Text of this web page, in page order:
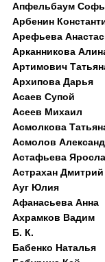
Апфельбаум
Арбенин
Арефьева
Арканникова
Артимович
Архипова Дарья
Асаев Супой
Асеев Михаил
Асмолкова
Асмолов
Астафьева
Астрахан Дмитрий
Ауг Юлия
Афанасьева Анна
Ахрамков Вадим
Б. К.
Бабенко Наталья